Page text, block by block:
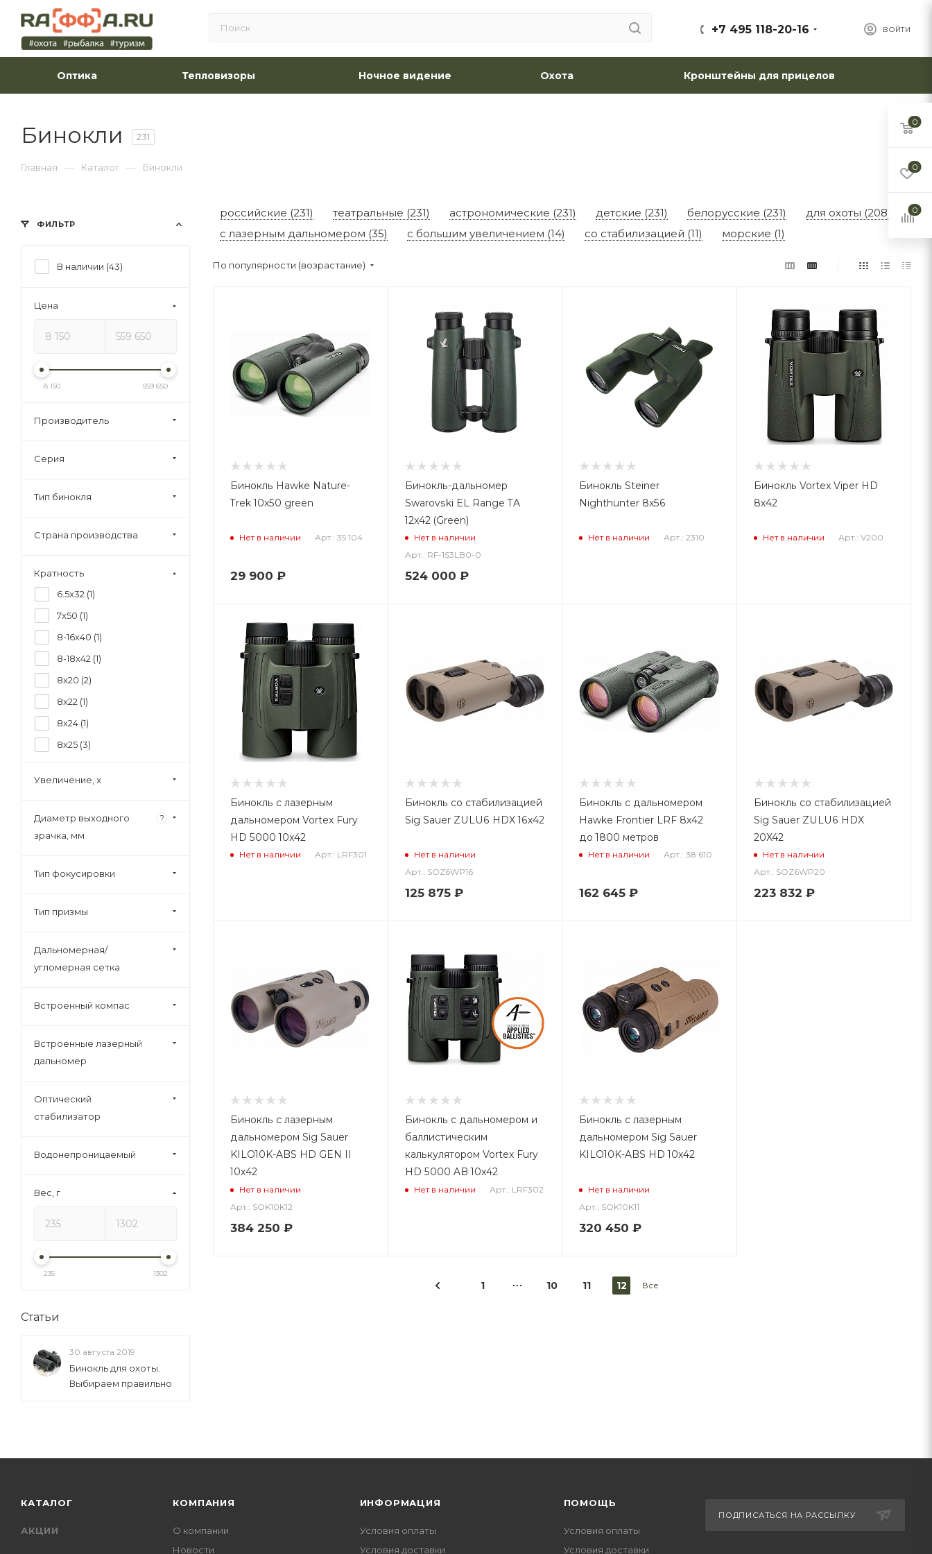
ВОЙТИ
+7 495 118-20-16
Оптика Тепловизоры Ночное видение Охота Кронштейны для прицелов
Бинокли 231
Главная — Каталог — Бинокли
российские (231) театральные (231) астрономические (231) детские (231) белорусские (231)
для охоты (208)
с лазерным дальномером (35)
с большим увеличением (14) со стабилизацией (11) морские (1)
По популярности (возрастание)
Бинокль Hawke Nature-
Trek 10x50 green
Нет в наличии Арт.: 35 104
29 900 ₽
Бинокль-дальномер
Swarovski EL Range TA
12x42 (Green)
Нет в наличии
Арт.: RF-1S3LB0-0
524 000 ₽
Бинокль Steiner
Nighthunter 8x56
Нет в наличии Арт.: 2310
Бинокль Vortex Viper HD
8x42
Нет в наличии Арт.: V200
Бинокль с лазерным
дальномером Vortex Fury
HD 5000 10x42
Нет в наличии Арт.: LRF301
Бинокль со стабилизацией
Sig Sauer ZULU6 HDX 16x42
Нет в наличии
Арт.: SOZ6WP16
125 875₽
Бинокль с дальномером
Hawke Frontier LRF 8x42
до 1800 метров
Нет в наличии Арт.: 38 610
162 645 ₽
Бинокль со стабилизацией
Sig Sauer ZULU6 HDX
20X42
Нет в наличии
Арт.: SOZ6WP20
223 832 ₽
Бинокль с лазерным
дальномером Sig Sauer
KILO10K-ABS HD GEN II
10x42
Нет в наличии
Арт.: SOK10K12
384 250 ₽
Бинокль с дальномером и
баллистическим
калькулятором Vortex Fury
HD 5000 AB 10x42
Нет в наличии Арт.: LRF302
Бинокль с лазерным
дальномером Sig Sauer
KILO10K-ABS HD 10x42
Нет в наличии
Арт.: SOK10K11
320 450 ₽
1 10 11 12 Все
ФИЛЬТР
В наличии (43)
Цена
8 150 559 650
Производитель
Серия
Тип бинокля
Страна производства
Кратность
6.5x32 (1)
7x50 (1)
8-16x40 (1)
8-18x42 (1)
8x20 (2)
8x22 (1)
8x24 (1)
8x25 (3)
8x40 (1)
8x50 (1)
10x25 ( 7)
10x28 (1)
10x30 (
10x50 (17)
10x56 (
12x32 (
12x42 (5)
15x56 (5)
16x42 (1)
Увеличение, x
Диаметр выходного
зрачка, мм
?
Тип фокусировки
Тип призмы
Дальномерная/
угломерная сетка
Встроенный компас
Встроенные лазерный
дальномер
Оптический
стабилизатор
Водонепроницаемый
Вес, г
235 1302
Статьи
30 августа 2019
Бинокль для охоты.
Выбираем правильно
КАТАЛОГ
АКЦИИ
КОМПАНИЯ
О компании
Новости
ИНФОРМАЦИЯ
Условия оплаты
Условия доставки
ПОМОЩЬ
Условия оплаты
Условия доставки
ПОДПИСАТЬСЯ НА РАССЫЛКУ
0
0
0